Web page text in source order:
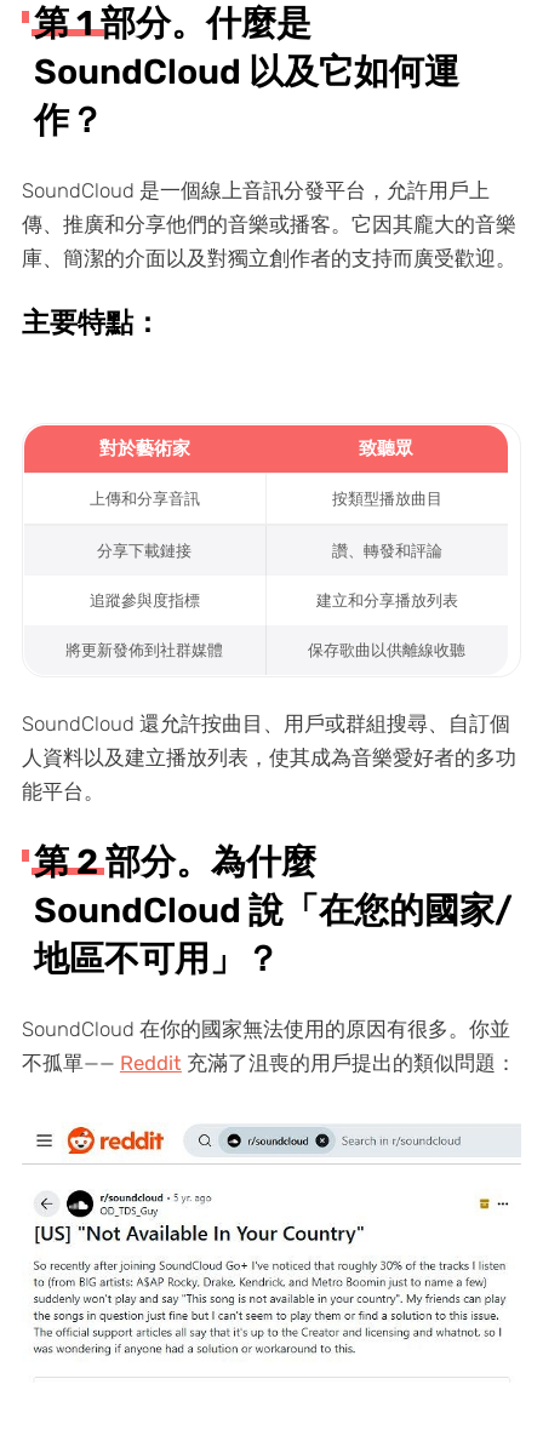
第 1 部分。什麼是
SoundCloud 以及它如何運
作？
SoundCloud 是一個線上音訊分發平台，允許用戶上
傳、推廣和分享他們的音樂或播客。它因其龐大的音樂
庫、簡潔的介面以及對獨立創作者的支持而廣受歡迎。
主要特點：
對於藝術家 致聽眾
上傳和分享音訊 按類型播放曲目
分享下載鏈接 讚、轉發和評論
追蹤參與度指標 建立和分享播放列表
將更新發佈到社群媒體 保存歌曲以供離線收聽
SoundCloud 還允許按曲目、用戶或群組搜尋、自訂個
人資料以及建立播放列表，使其成為音樂愛好者的多功
能平台。
第 2 部分。為什麼
SoundCloud 說「在您的國家/
地區不可用」？
SoundCloud 在你的國家無法使用的原因有很多。你並
不孤單—— Reddit 充滿了沮喪的用戶提出的類似問題：